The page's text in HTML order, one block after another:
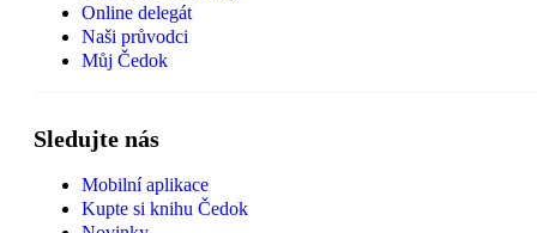
Online delegát
Naši průvodci
Můj Čedok
Sledujte nás
Mobilní aplikace
Kupte si knihu Čedok